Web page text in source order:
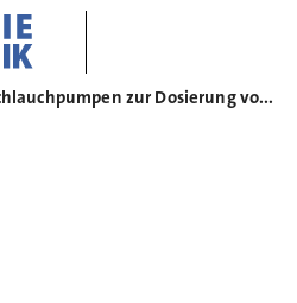
Schlauchpumpen zur Dosierung von Kalkmilch